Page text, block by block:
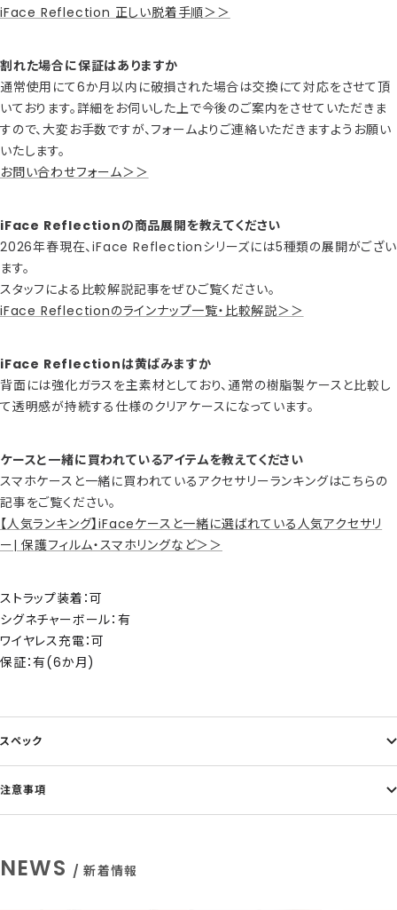
iFace Reflection 正しい脱着手順＞＞
割れた場合に保証はありますか
通常使用にて6か月以内に破損された場合は交換にて対応をさせて頂
いております。詳細をお伺いした上で今後のご案内をさせていただきま
すので、大変お手数ですが、フォームよりご連絡いただきますようお願い
いたします。
お問い合わせフォーム＞＞
iFace Reflectionの商品展開を教えてください
2026年春現在、iFace Reflectionシリーズには5種類の展開がござい
ます。
スタッフによる比較解説記事をぜひご覧ください。
iFace Reflectionのラインナップ一覧・比較解説＞＞
iFace Reflectionは黄ばみますか
背面には強化ガラスを主素材としており、通常の樹脂製ケースと比較し
て透明感が持続する仕様のクリアケースになっています。
ケースと一緒に買われているアイテムを教えてください
スマホケースと一緒に買われているアクセサリーランキングはこちらの
記事をご覧ください。
【人気ランキング】iFaceケースと一緒に選ばれている人気アクセサリ
ー| 保護フィルム・スマホリングなど＞＞
ストラップ装着：可
シグネチャーボール：有
ワイヤレス充電：可
保証：有(6か月)
スペック
注意事項
NEWS / 新着情報